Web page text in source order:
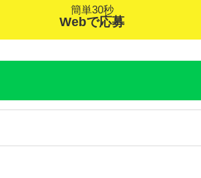
簡単30秒
Webで応募